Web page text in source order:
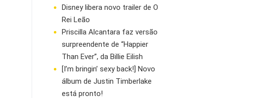
Disney libera novo trailer de O
Rei Leão
Priscilla Alcantara faz versão
surpreendente de “Happier
Than Ever”, da Billie Eilish
[I’m bringin’ sexy back!] Novo
álbum de Justin Timberlake
está pronto!